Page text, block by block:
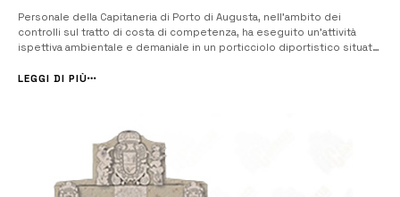
Personale della Capitaneria di Porto di Augusta, nell’ambito dei
controlli sul tratto di costa di competenza, ha eseguito un’attività
ispettiva ambientale e demaniale in un porticciolo diportistico situato
in questione risultava rilasciata un’autorizzazione alla realizzaz...
LEGGI DI PIÙ